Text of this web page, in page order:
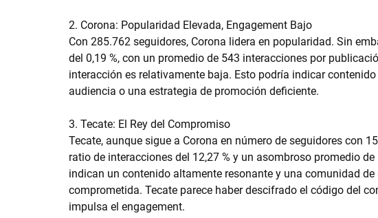
2. Corona: Popularidad Elevada, Engagement Bajo
Con 285.762 seguidores, Corona lidera en popularidad. Sin
del 0,19 %, con un promedio de 543 interacciones por
interacción es relativamente baja. Esto podría indicar
audiencia o una estrategia de promoción deficiente.
3. Tecate: El Rey del Compromiso
Tecate, aunque sigue a Corona en número de seguidores con
ratio de interacciones del 12,27 % y un asombroso promedio
indican un contenido altamente resonante y una comunidad
comprometida. Tecate parece haber descifrado el código del
impulsa el engagement.